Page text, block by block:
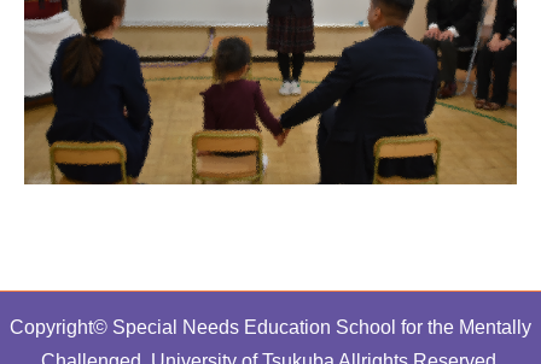
Copyright© Special Needs Education School for the Mentally